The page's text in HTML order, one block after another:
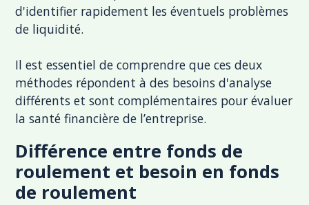
d'identifier rapidement les éventuels problèmes
de liquidité.
Il est essentiel de comprendre que ces deux
méthodes répondent à des besoins d'analyse
différents et sont complémentaires pour évaluer
la santé financière de l’entreprise.
Différence entre fonds de
roulement et besoin en fonds
de roulement